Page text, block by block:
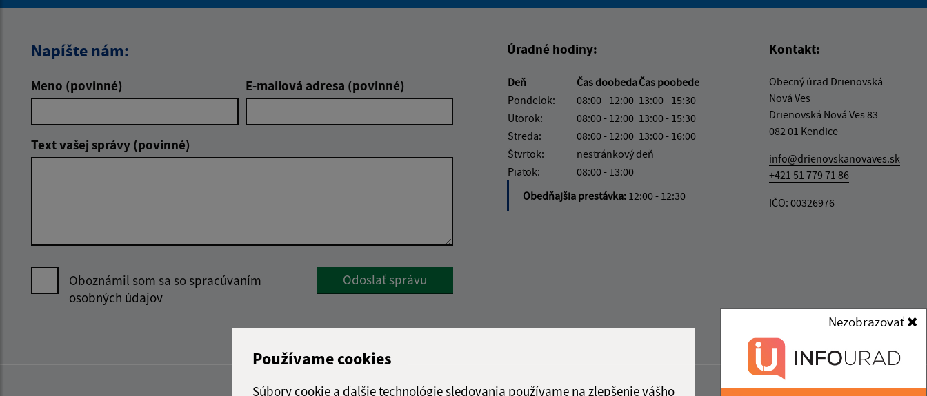
Používame cookies
Súbory cookie a ďalšie technológie sledovania používame na zlepšenie vášho
Nezobrazovať
Napíšte nám:
Meno (povinné) E-mailová adresa (povinné)
Text vašej správy (povinné)
Oboznámil som sa sospracúvaním
osobných údajov
Google reCaptcha Response
Odoslať správu
Úradné hodiny:
Deň Čas doobedaČas poobede
Pondelok:
08:00 - 12:00 13:00 - 15:30
Utorok:
08:00 - 12:00 13:00 - 15:30
Streda:
08:00 - 12:00 13:00 - 16:00
Štvrtok:
nestránkový deň
Piatok:
08:00 - 13:00
Obedňajšia prestávka: 12:00 - 12:30
Kontakt:
Obecný úrad Drienovská
Nová Ves
Drienovská Nová Ves 83
082 01 Kendice
info@drienovskanovaves.sk
+421 51 779 71 86
IČO: 00326976